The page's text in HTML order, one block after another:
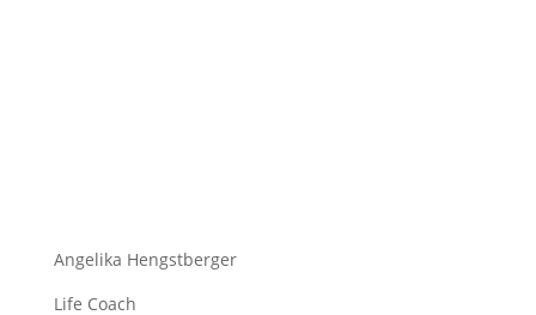
Angelika Hengstberger
Life Coach